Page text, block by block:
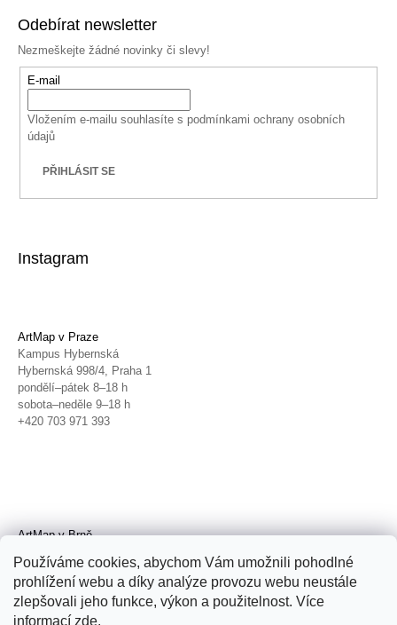
Používáme cookies, abychom Vám umožnili pohodlné
prohlížení webu a díky analýze provozu webu neustále
zlepšovali jeho funkce, výkon a použitelnost. Více
informací zde.
Odebírat newsletter
Nezmeškejte žádné novinky či slevy!
E-mail
Vložením e-mailu souhlasíte s podmínkami ochrany osobních
údajů
PŘIHLÁSIT SE
Instagram
ArtMap v Praze
Kampus Hybernská
Hybernská 998/4, Praha 1
pondělí–pátek 8–18 h
sobota–neděle 9–18 h
+420 703 971 393
ArtMap v Brně
Radnická 4, Brno
úterý–pátek 11–19 h
sobota 14–19 h
+420 702 152 298